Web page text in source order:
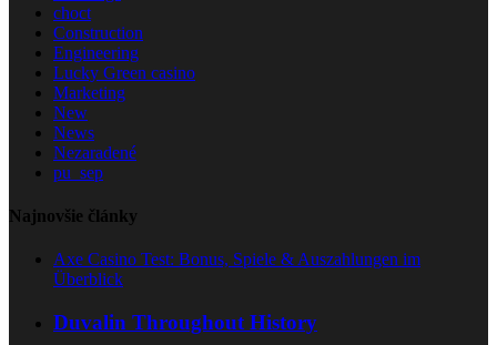
choct
Construction
Engineering
Lucky Green casino
Marketing
New
News
Nezaradené
pu_sep
Najnovšie články
Axe Casino Test: Bonus, Spiele & Auszahlungen im
Überblick
Duvalin Throughout History